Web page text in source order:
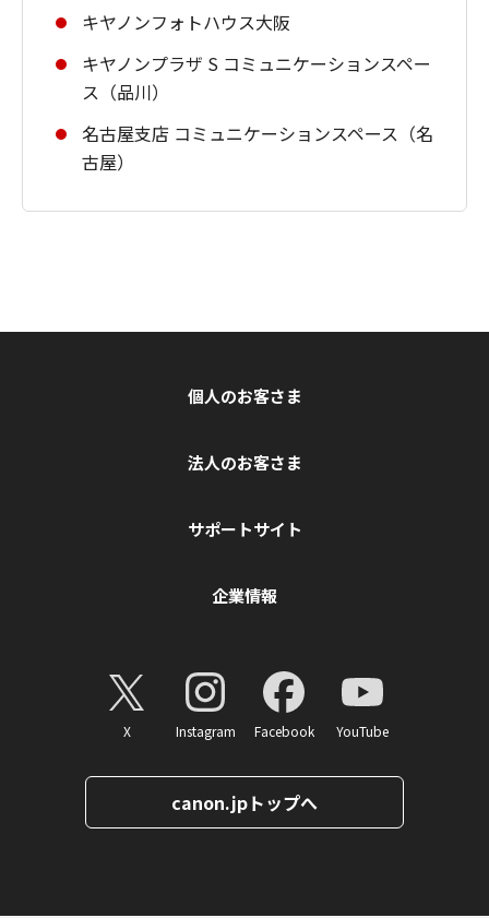
キヤノンフォトハウス大阪
キヤノンプラザ S コミュニケーションスペー
ス（品川）
名古屋支店 コミュニケーションスペース（名
古屋）
個人のお客さま
法人のお客さま
サポートサイト
企業情報
X Instagram Facebook YouTube
canon.jpトップへ